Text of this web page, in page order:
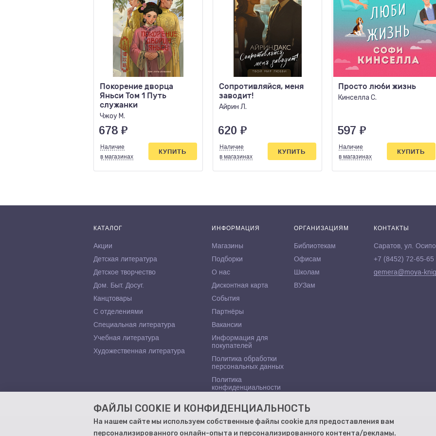
Покорение дворца
Яньси Том 1 Путь
служанки
Чжоу М.
678 ₽
Наличие
в магазинах
КУПИТЬ
Сопротивляйся, меня
заводит!
Айрин Л.
620 ₽
Наличие
в магазинах
КУПИТЬ
Просто люби жизнь
Кинселла С.
597 ₽
Наличие
в магазинах
КУПИТЬ
КАТАЛОГ
Акции
Детская литература
Детское творчество
Дом. Быт. Досуг.
Канцтовары
С отделениями
Специальная литература
Учебная литература
Художественная литература
ИНФОРМАЦИЯ
Магазины
Подборки
О нас
Дисконтная карта
События
Партнёры
Вакансии
Информация для
покупателей
Политика обработки
персональных данных
Политика
конфиденциальности
ОРГАНИЗАЦИЯМ
Библиотекам
Офисам
Школам
ВУЗам
КОНТАКТЫ
Саратов, ул.
+7 (8452) 72-65-65
gemera@moya-
ФАЙЛЫ COOKIE И КОНФИДЕНЦИАЛЬНОСТЬ
На нашем сайте мы используем собственные файлы cookie для предоставления вам
персонализированного онлайн-опыта и персонализированного контента/рекламы.